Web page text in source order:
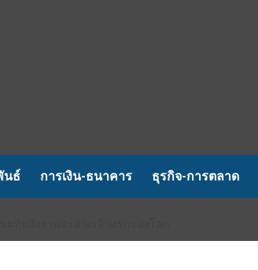
นธ์ การเงิน-ธนาคาร ธุรกิจ-การตลาด